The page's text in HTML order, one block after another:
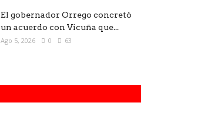
El gobernador Orrego concretó
un acuerdo con Vicuña que...
Ago 5, 2026 0 63